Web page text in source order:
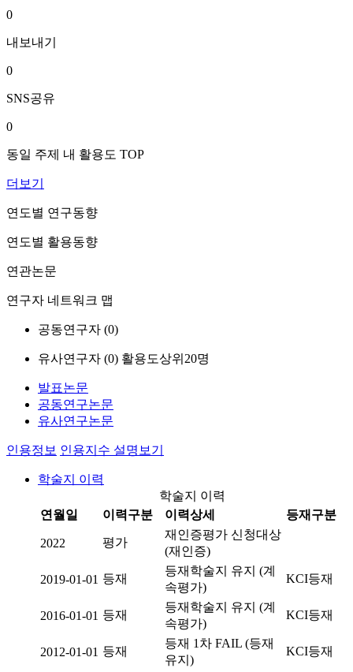
0
내보내기
0
SNS공유
0
동일 주제 내 활용도 TOP
더보기
연도별 연구동향
연도별 활용동향
연관논문
연구자 네트워크 맵
공동연구자 (0)
유사연구자 (0) 활용도상위20명
발표논문
공동연구논문
유사연구논문
인용정보 인용지수 설명보기
학술지 이력
학술지 이력
연월일
이력구분 이력상세 등재구분
2022 평가
재인증평가 신청대상
(재인증)
2019-01-01 등재
등재학술지 유지 (계
속평가)
KCI등재
2016-01-01 등재
등재학술지 유지 (계
속평가)
KCI등재
2012-01-01 등재
등재 1차 FAIL (등재
유지)
KCI등재